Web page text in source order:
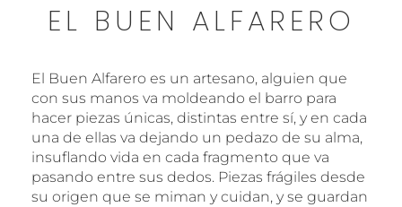
EL BUEN ALFARERO
El Buen Alfarero es un artesano, alguien que
con sus manos va moldeando el barro para
hacer piezas únicas, distintas entre sí, y en cada
una de ellas va dejando un pedazo de su alma,
insuflando vida en cada fragmento que va
pasando entre sus dedos. Piezas frágiles desde
su origen que se miman y cuidan, y se guardan